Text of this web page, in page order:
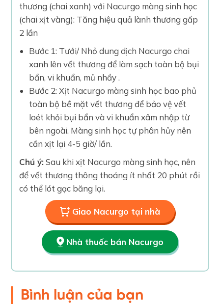
thương (chai xanh) với Nacurgo màng sinh học
(chai xịt vàng): Tăng hiệu quả lành thương gấp
2 lần
Bước 1: Tưới/ Nhỏ dung dịch Nacurgo chai
xanh lên vết thương để làm sạch toàn bộ bụi
bẩn, vi khuẩn, mủ nhầy .
Bước 2: Xịt Nacurgo màng sinh học bao phủ
toàn bộ bề mặt vết thương để bảo vệ vết
loét khỏi bụi bẩn và vi khuẩn xâm nhập từ
bên ngoài. Màng sinh học tự phân hủy nên
cần xịt lại 4-5 giờ/ lần.
Chú ý:Sau khi xịt Nacurgo màng sinh học, nên
để vết thương thông thoáng ít nhất 20 phút rồi
có thể lót gạc băng lại.
Giao Nacurgo tại nhà
Nhà thuốc bán Nacurgo
Bình luận của bạn